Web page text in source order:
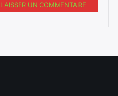
LAISSER UN COMMENTAIRE